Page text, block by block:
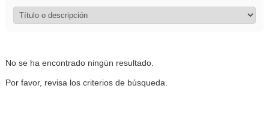
No se ha encontrado ningún resultado.
Por favor, revisa los criterios de búsqueda.